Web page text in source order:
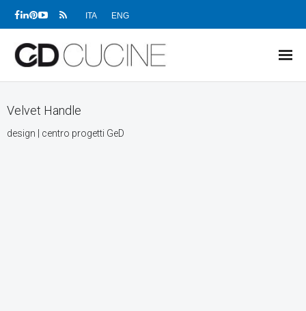
ITA ENG
PRODOTTI
Velvet Handle
design | centro progetti GeD